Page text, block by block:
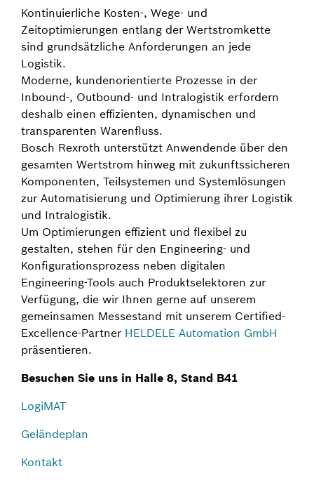
Kontinuierliche Kosten-, Wege- und
Zeitoptimierungen entlang der Wertstromkette
sind grundsätzliche Anforderungen an jede
Logistik.
Moderne, kundenorientierte Prozesse in der
Inbound-, Outbound- und Intralogistik erfordern
deshalb einen effizienten, dynamischen und
transparenten Warenfluss.
Bosch Rexroth unterstützt Anwendende über den
gesamten Wertstrom hinweg mit zukunftssicheren
Komponenten, Teilsystemen und Systemlösungen
zur Automatisierung und Optimierung ihrer Logistik
und Intralogistik.
Um Optimierungen effizient und flexibel zu
gestalten, stehen für den Engineering- und
Konfigurationsprozess neben digitalen
Engineering-Tools auch Produktselektoren zur
Verfügung, die wir Ihnen gerne auf unserem
gemeinsamen Messestand mit unserem Certified-
Excellence-Partner HELDELE Automation GmbH
präsentieren.
Besuchen Sie uns in Halle 8, Stand B41
LogiMAT
Geländeplan
Kontakt